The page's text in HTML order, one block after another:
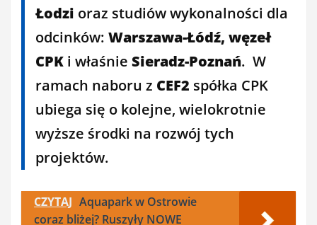
Łodzi oraz studiów wykonalności dla
odcinków: Warszawa-Łódź, węzeł
CPK i właśnie Sieradz-Poznań. W
ramach naboru z CEF2 spółka CPK
ubiega się o kolejne, wielokrotnie
wyższe środki na rozwój tych
projektów.
CZYTAJ Aquapark w Ostrowie
coraz bliżej? Ruszyły NOWE